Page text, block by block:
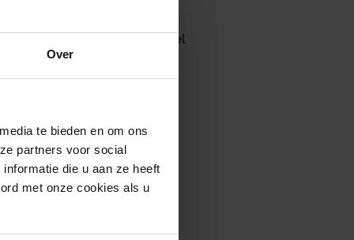
Over
te bieden en om ons
partners voor social
die u aan ze heeft
met onze cookies als u
wijziging op het wetsvoorstel
van de verliesverrekening
voort uit aanbevelingen
de tijd worden verrekend
beperkt tot een
Tegenover de verruiming
de omvang van de in
verliezen uit voorgaande